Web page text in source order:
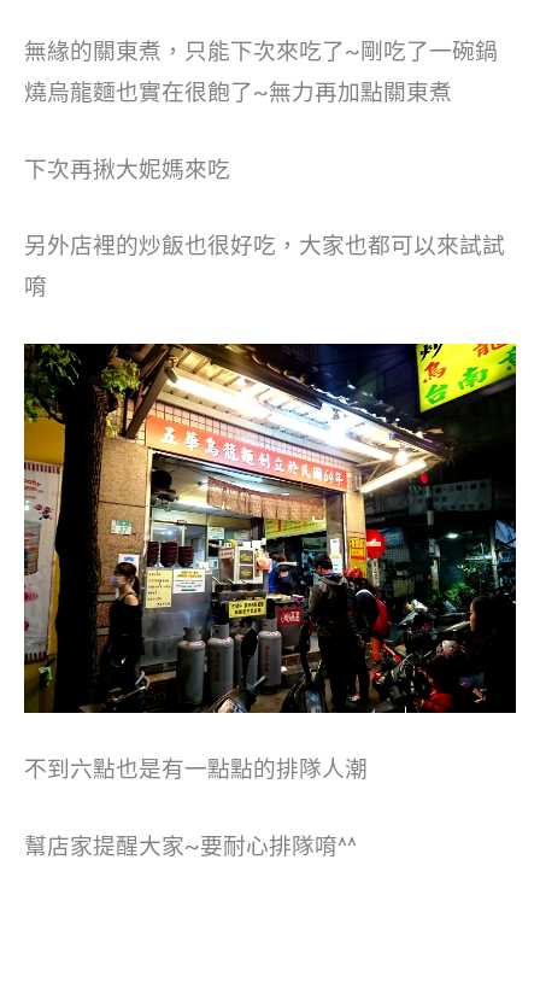
無緣的關東煮，只能下次來吃了~剛吃了一碗鍋
燒烏龍麵也實在很飽了~無力再加點關東煮
下次再揪大妮媽來吃
另外店裡的炒飯也很好吃，大家也都可以來試試
唷
不到六點也是有一點點的排隊人潮
幫店家提醒大家~要耐心排隊唷^^